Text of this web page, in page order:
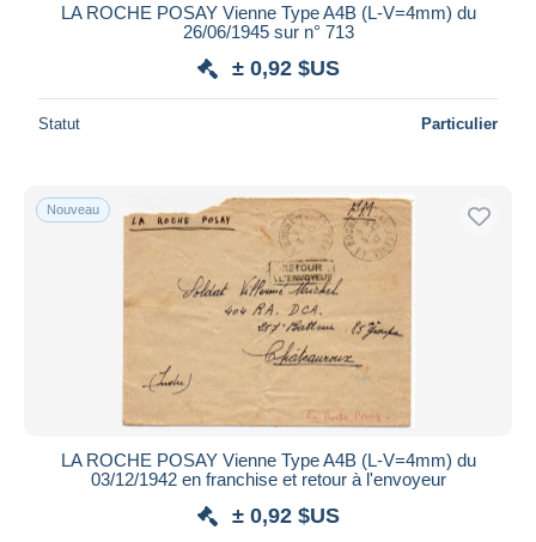
LA ROCHE POSAY Vienne Type A4B (L-V=4mm) du
26/06/1945 sur n° 713
± 0,92 $US
Statut Particulier
Nouveau
LA ROCHE POSAY Vienne Type A4B (L-V=4mm) du
03/12/1942 en franchise et retour à l'envoyeur
± 0,92 $US